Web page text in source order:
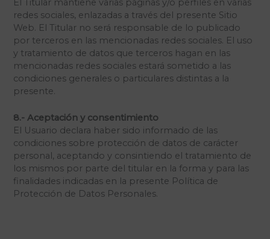
El Titular mantiene varias páginas y/o perfiles en varias
redes sociales, enlazadas a través del presente Sitio
Web. El Titular no será responsable de lo publicado
por terceros en las mencionadas redes sociales. El uso
y tratamiento de datos que terceros hagan en las
mencionadas redes sociales estará sometido a las
condiciones generales o particulares distintas a la
presente.
8.- Aceptación y consentimiento
El Usuario declara haber sido informado de las
condiciones sobre protección de datos de carácter
personal, aceptando y consintiendo el tratamiento de
los mismos por parte del titular en la forma y para las
finalidades indicadas en la presente Política de
Protección de Datos Personales.